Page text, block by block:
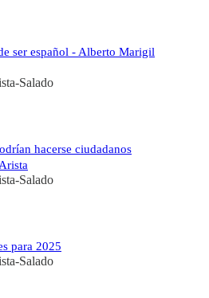
ser español - Alberto Marigil
Salado
hacerse ciudadanos
Salado
para 2025
Salado